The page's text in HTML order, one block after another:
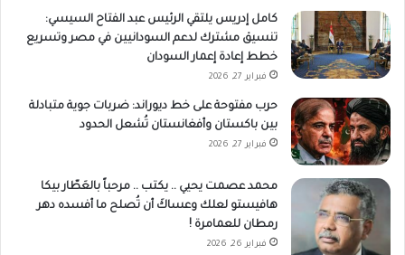
كامل إدريس يلتقي الرئيس عبد الفتاح السيسي:
تنسيق مشترك لدعم السودانيين في مصر وتسريع
خطط إعادة إعمار السودان
فبراير 27, 2026
حرب مفتوحة على خط ديوراند: ضربات جوية متبادلة
بين باكستان وأفغانستان تُشعل الحدود
فبراير 27, 2026
محمد عصمت يحيي .. يكتب .. مرحباً بالعَطّار بيكا
هافيستو لعلك وعساكَ أن تُصلح ما أفسده دهر
رمطان للعمامرة !
فبراير 26, 2026